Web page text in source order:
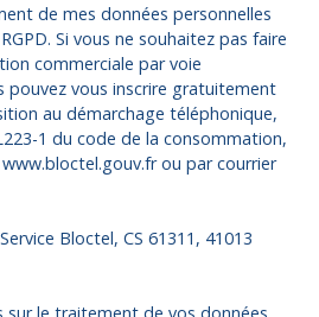
de mes données personnelles
Si vous ne souhaitez pas faire
commerciale par voie
pouvez vous inscrire gratuitement
au démarchage téléphonique,
1 du code de la consommation,
ou par courrier
Bloctel, CS 61311, 41013